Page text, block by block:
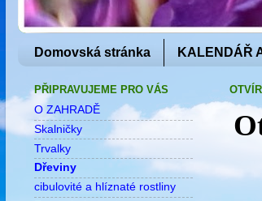
Domovská stránka KALENDÁŘ
PŘIPRAVUJEME PRO VÁS
O ZAHRADĚ
Skalničky
Trvalky
Dřeviny
cibulovité a hlíznaté rostliny